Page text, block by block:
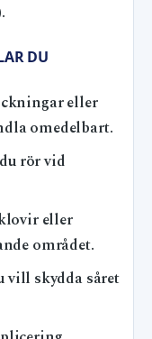
DU
eller
omedelbart.
rör vid
eller
området.
vill skydda såret